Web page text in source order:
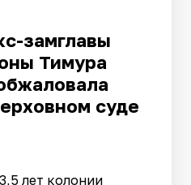
замглавы
Тимура
суде
лет колонии